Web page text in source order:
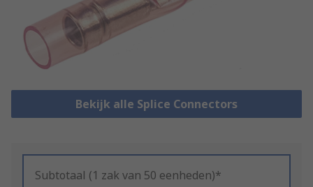
Bekijk alle Splice Connectors
Subtotaal (1 zak van 50 eenheden)*